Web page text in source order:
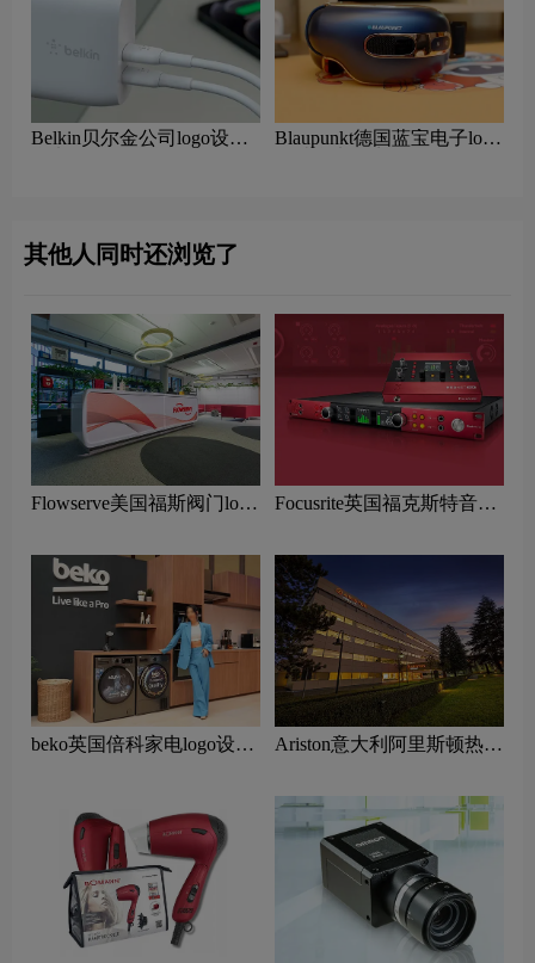
Belkin贝尔金公司logo设计
Blaupunkt德国蓝宝电子logo
其他人同时还浏览了
Flowserve美国福斯阀门logo
Focusrite英国福克斯特音频
牌理念
beko英国倍科家电logo设计
Ariston意大利阿里斯顿热水
品牌理念